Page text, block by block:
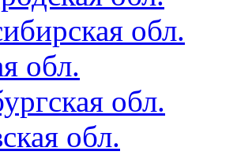
обл.
обл.
обл.
обл.